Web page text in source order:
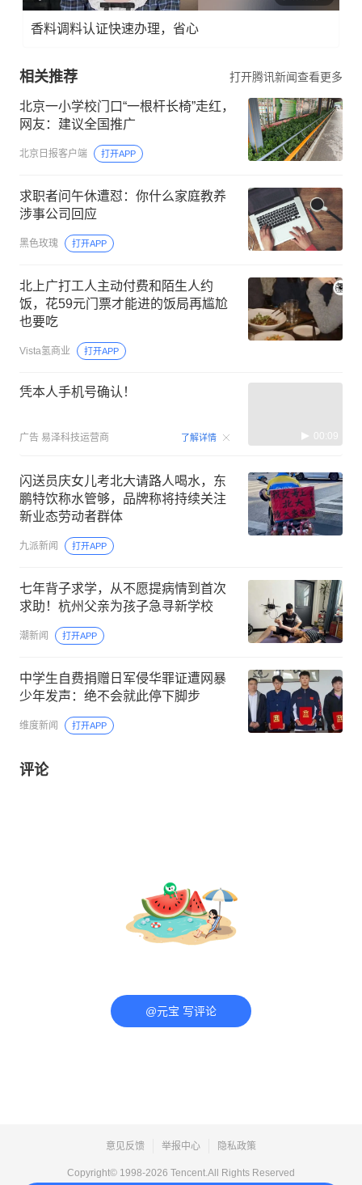
香料调料认证快速办理，省心
相关推荐 打开腾讯新闻查看更多
北京一小学校门口“一根杆长椅”走红，
网友：建议全国推广
北京日报客户端 打开APP
求职者问午休遭怼：你什么家庭教养
涉事公司回应
黑色玫瑰 打开APP
北上广打工人主动付费和陌生人约
饭，花59元门票才能进的饭局再尴尬
也要吃
Vista氢商业 打开APP
凭本人手机号确认！
广告 易泽科技运营商 了解详情 00:09
闪送员庆女儿考北大请路人喝水，东
鹏特饮称水管够，品牌称将持续关注
新业态劳动者群体
九派新闻 打开APP
七年背子求学，从不愿提病情到首次
求助！杭州父亲为孩子急寻新学校
潮新闻 打开APP
中学生自费捐赠日军侵华罪证遭网暴
少年发声：绝不会就此停下脚步
维度新闻 打开APP
评论
@元宝 写评论
意见反馈 举报中心 隐私政策
Copyright© 1998-2026 Tencent.All Rights Reserved